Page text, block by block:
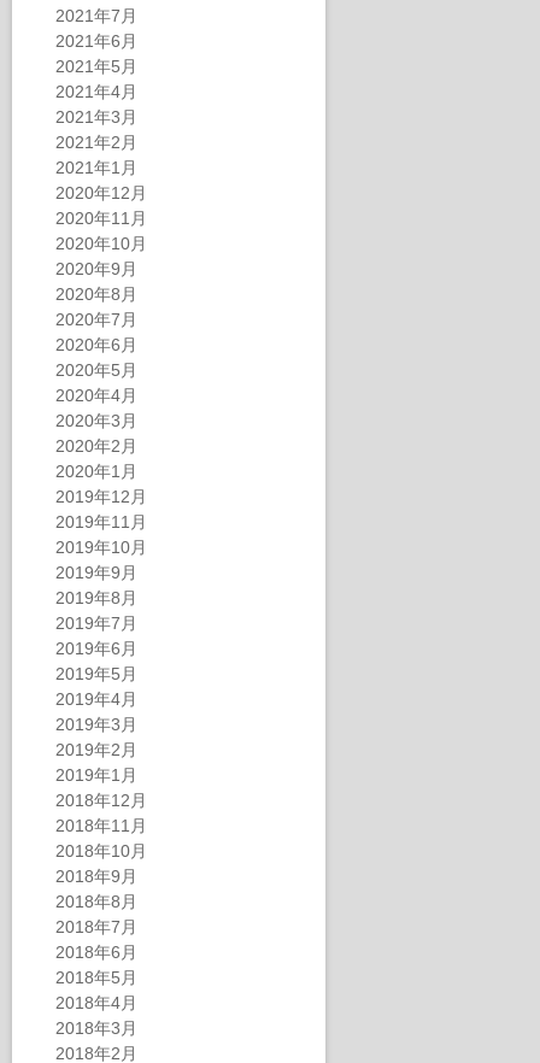
2021年7月
2021年6月
2021年5月
2021年4月
2021年3月
2021年2月
2021年1月
2020年12月
2020年11月
2020年10月
2020年9月
2020年8月
2020年7月
2020年6月
2020年5月
2020年4月
2020年3月
2020年2月
2020年1月
2019年12月
2019年11月
2019年10月
2019年9月
2019年8月
2019年7月
2019年6月
2019年5月
2019年4月
2019年3月
2019年2月
2019年1月
2018年12月
2018年11月
2018年10月
2018年9月
2018年8月
2018年7月
2018年6月
2018年5月
2018年4月
2018年3月
2018年2月